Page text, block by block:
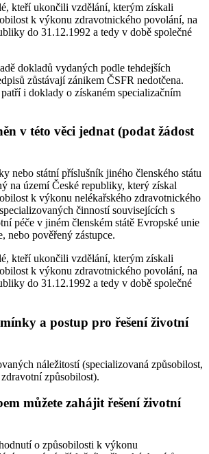
kteří ukončili vzdělání, kterým získali
k výkonu zdravotnického povolání, na
do 31.12.1992 a tedy v době společné
dokladů vydaných podle tehdejších
zůstávají zánikem ČSFR nedotčena.
i doklady o získaném specializačním
v této věci jednat (podat žádost
nebo státní příslušník jiného členského státu
na území České republiky, který získal
k výkonu nelékařského zdravotnického
činností souvisejících s
péče v jiném členském státě Evropské unie
nebo pověřený zástupce.
kteří ukončili vzdělání, kterým získali
k výkonu zdravotnického povolání, na
do 31.12.1992 a tedy v době společné
a postup pro řešení životní
náležitostí (specializovaná způsobilost,
způsobilost).
můžete zahájit řešení životní
o způsobilosti k výkonu